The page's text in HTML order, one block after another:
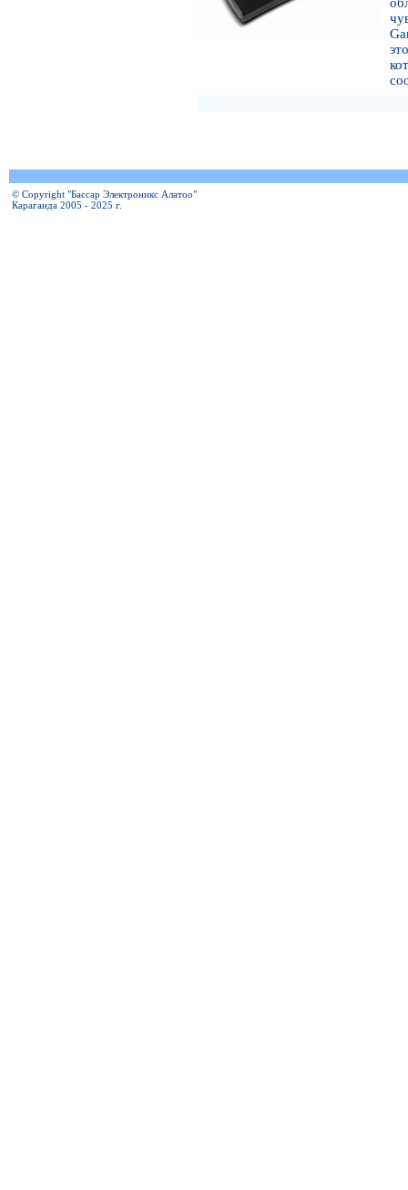
© Copyright "Бассар Электроникс Алатоо"
Караганда 2005 - 2025 г.